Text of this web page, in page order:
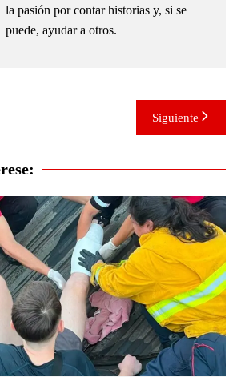
la pasión por contar historias y, si se
puede, ayudar a otros.
Siguiente